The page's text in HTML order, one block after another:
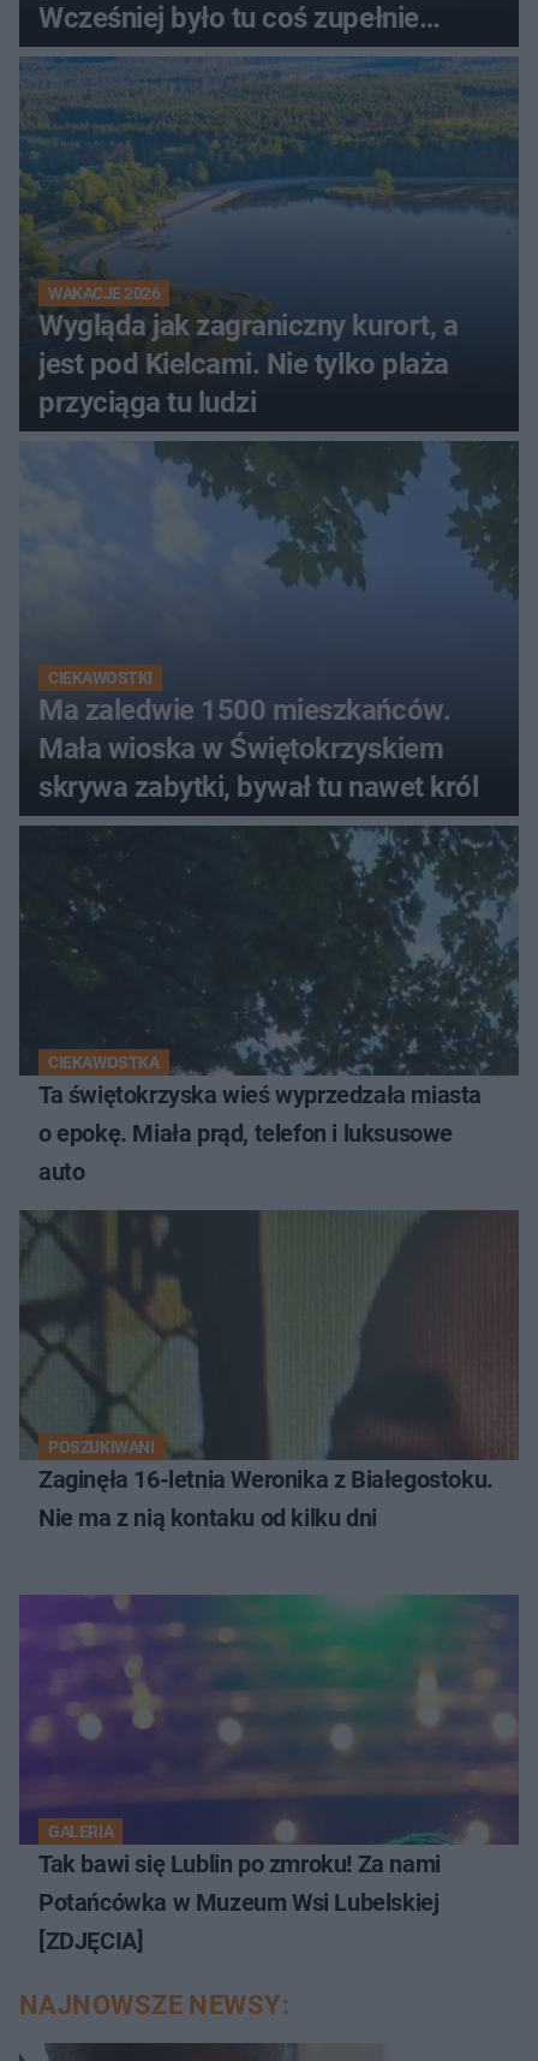
Wcześniej było tu coś zupełnie
innego
WAKACJE 2026
Wygląda jak zagraniczny kurort, a
jest pod Kielcami. Nie tylko plaża
przyciąga tu ludzi
CIEKAWOSTKI
Ma zaledwie 1500 mieszkańców.
Mała wioska w Świętokrzyskiem
skrywa zabytki, bywał tu nawet król
CIEKAWOSTKA
Ta świętokrzyska wieś wyprzedzała miasta
o epokę. Miała prąd, telefon i luksusowe
auto
POSZUKIWANI
Zaginęła 16-letnia Weronika z Białegostoku.
Nie ma z nią kontaku od kilku dni
GALERIA
Tak bawi się Lublin po zmroku! Za nami
Potańcówka w Muzeum Wsi Lubelskiej
[ZDJĘCIA]
NAJNOWSZE NEWSY: